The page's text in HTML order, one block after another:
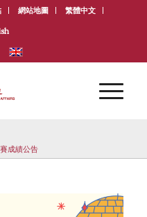
網站地圖 繁體中文
成績公告